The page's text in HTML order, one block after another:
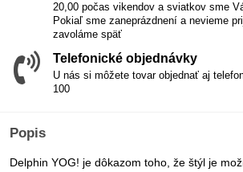
20,00 počas vikendov a sviatkov sme
Pokiaľ sme zaneprázdnení a nevieme
zavoláme späť
Telefonické objednávky
U nás si môžete tovar objednať aj
100
Popis
Delphin YOG! je dôkazom toho, že štýl je